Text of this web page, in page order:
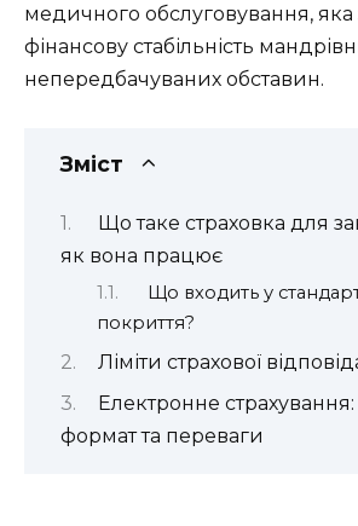
медичного обслуговування, яка
фінансову стабільність
непередбачуваних обставин.
Зміст
Що таке страховка для
як вона працює
Що входить у
покриття?
Ліміти страхової
Електронне
формат та переваги